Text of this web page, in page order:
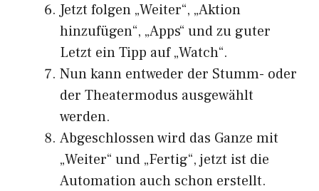
Jetzt folgen „Weiter“, „Aktion
hinzufügen“, „Apps“ und zu guter
Letzt ein Tipp auf „Watch“.
Nun kann entweder der Stumm- oder
der Theatermodus ausgewählt
werden.
Abgeschlossen wird das Ganze mit
„Weiter“ und „Fertig“, jetzt ist die
Automation auch schon erstellt.